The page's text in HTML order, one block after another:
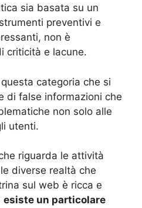
sia basata su un
preventivi e
non è
criticità e lacune.
categoria che si
di false informazioni che
non solo alle
utenti.
riguarda le attività
diverse realtà che
sul web è ricca e
esiste un particolare